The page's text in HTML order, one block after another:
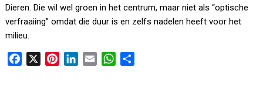
Dieren. Die wil wel groen in het centrum, maar niet als “optische
verfraaiing” omdat die duur is en zelfs nadelen heeft voor het
milieu.
W